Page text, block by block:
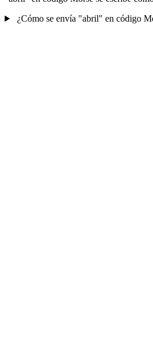
¿Cómo se envía "abril" en código